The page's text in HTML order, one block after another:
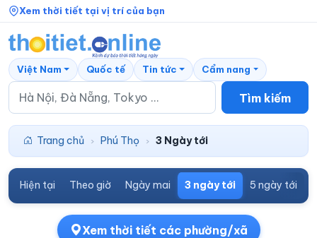
Xem thời tiết tại vị trí của bạn
Tìm kiếm
Việt Nam Quốc tế Tin tức Cẩm nang
Trang chủ › Phú Thọ › 3 Ngày tới
Hiện tại Theo giờ Ngày mai 3 ngày tới 5 ngày tới
Xem thời tiết các phường/xã